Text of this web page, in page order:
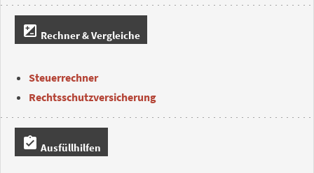
iso Rechner & Vergleiche
Steuerrechner
Rechtsschutzversicherung
assignment_turned_in Ausfüllhilfen